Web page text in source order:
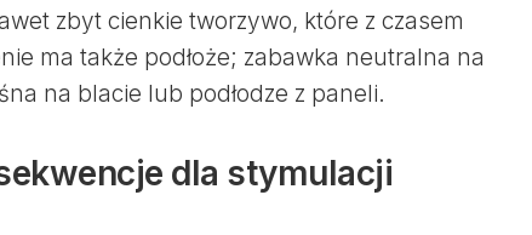
zbyt cienkie tworzywo, które z czasem
ma także podłoże; zabawka neutralna na
na blacie lub podłodze z paneli.
dla stymulacji